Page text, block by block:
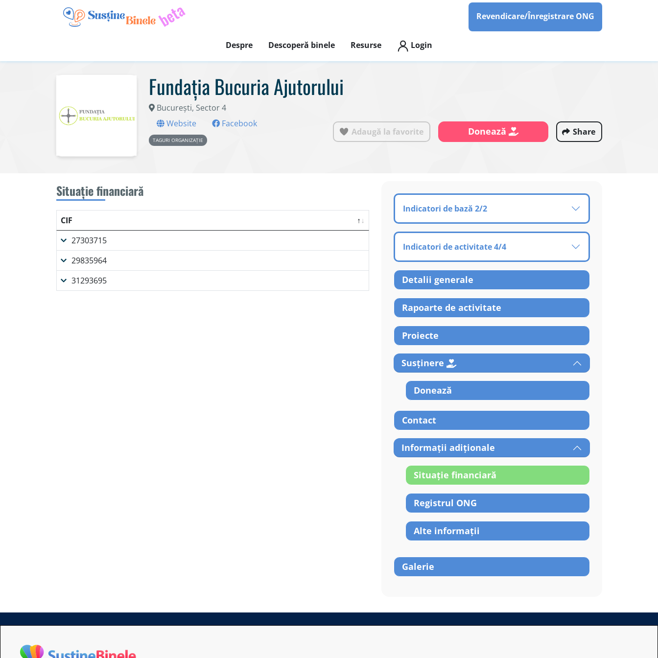
Revendicare/Înregistrare ONG
Despre Descoperă binele Resurse Login
Fundația Bucuria Ajutorului
București, Sector 4
Website
Facebook
TAGURI ORGANIZAȚIE
Adaugă la favorite Donează Share
Indicatori de bază 2/2
Indicatori de activitate 4/4
Detalii generale
Rapoarte de activitate
Proiecte
Susținere
Donează
Contact
Informații adiționale
Situație financiară
Registrul ONG
Alte informații
Galerie
Situație financiară
CIF
27303715
29835964
31293695